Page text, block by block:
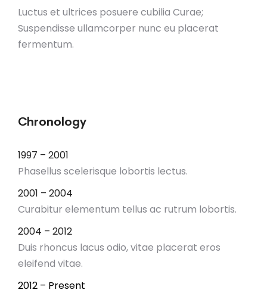
Luctus et ultrices posuere cubilia Curae;
Suspendisse ullamcorper nunc eu placerat
fermentum.
Chronology
1997 – 2001
Phasellus scelerisque lobortis lectus.
2001 – 2004
Curabitur elementum tellus ac rutrum lobortis.
2004 – 2012
Duis rhoncus lacus odio, vitae placerat eros
eleifend vitae.
2012 – Present